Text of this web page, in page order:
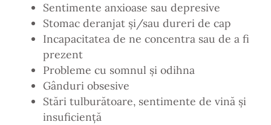
Sentimente anxioase sau depresive
Stomac deranjat și/sau dureri de cap
Incapacitatea de ne concentra sau de a fi
prezent
Probleme cu somnul și odihna
Gânduri obsesive
Stări tulburătoare, sentimente de vină și
insuficiență